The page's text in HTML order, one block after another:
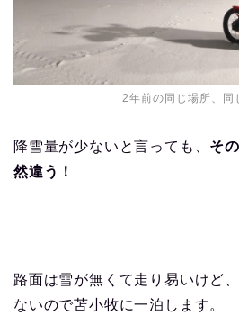
2年前の同じ場所、同
降雪量が少ないと言っても、 そ
然違う！
路面は雪が無くて走り易いけど
ないので苫小牧に一泊します。